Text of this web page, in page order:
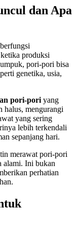
dan Apa
produksi
pori-pori bisa
genetika, usia,
pori-pori yang
halus, mengurangi
yang sering
lebih terkendali
sepanjang hari.
merawat pori-pori
alami. Ini bukan
perhatian